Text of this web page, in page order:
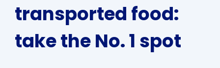
Sales: (31) 2122-2300
Contact
transported food:
take the No. 1 spot